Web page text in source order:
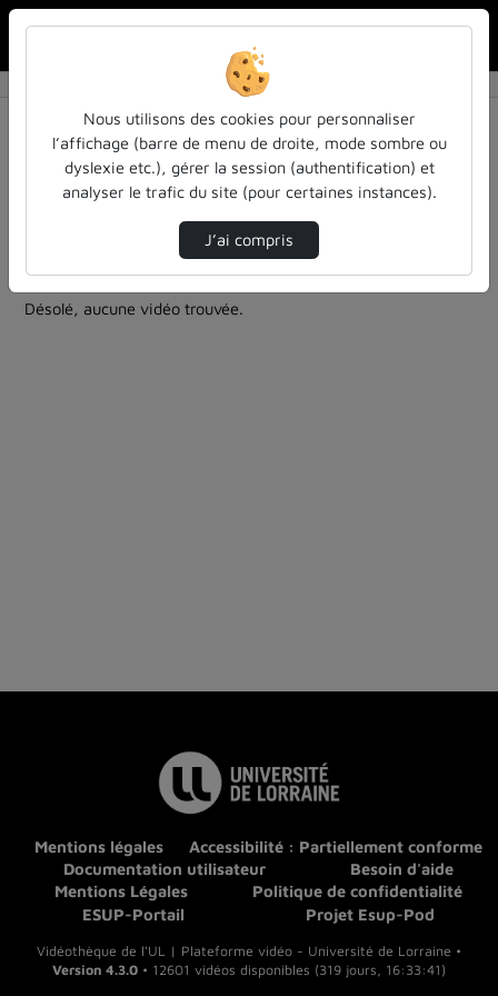
Résultats de la recherche
Filtres actifs (cliquer pour en retirer) :
education
formation
films-documentaires-et-paroles-donnees
1 vidéo trouvée
Désolé, aucune vidéo trouvée.
Mentions légales
Accessibilité : Partiellement conforme
Documentation utilisateur
Besoin d'aide
Mentions Légales
Politique de confidentialité
ESUP-Portail
Projet Esup-Pod
Vidéothèque de l'UL | Plateforme vidéo - Université de Lorraine •
Version 4.3.0 • 12601 vidéos disponibles (319 jours, 16:33:41)
Nous utilisons des cookies pour personnaliser
l’affichage (barre de menu de droite, mode sombre ou
dyslexie etc.), gérer la session (authentification) et
analyser le trafic du site (pour certaines instances).
J’ai compris